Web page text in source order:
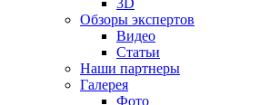
3D
Обзоры экспертов
Видео
Статьи
Наши партнеры
Галерея
Фото